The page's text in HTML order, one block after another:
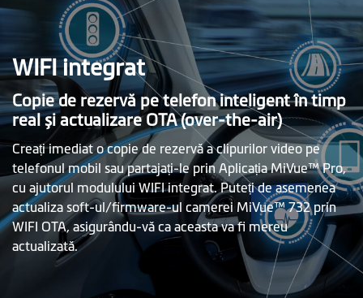
WIFI integrat
Copie de rezervă pe telefon inteligent în timp
real și actualizare OTA (over-the-air)
Creați imediat o copie de rezervă a clipurilor video pe
telefonul mobil sau partajați-le prin Aplicația MiVue™ Pro,
cu ajutorul modulului WIFI integrat. Puteți de asemenea
actualiza soft-ul/firmware-ul camerei MiVue™ 732 prin
WIFI OTA, asigurându-vă ca aceasta va fi mereu
actualizată.